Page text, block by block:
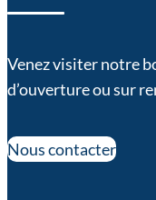
Venez visiter notre
d’ouverture ou sur
Nous contacter